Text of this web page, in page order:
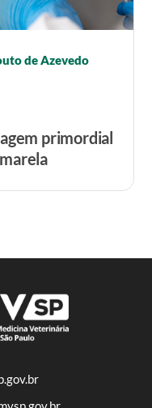
de Azevedo
primordial